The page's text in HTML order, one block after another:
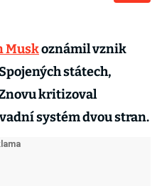
Muskoznámil vznik
státech,
kritizoval
systém dvou stran.